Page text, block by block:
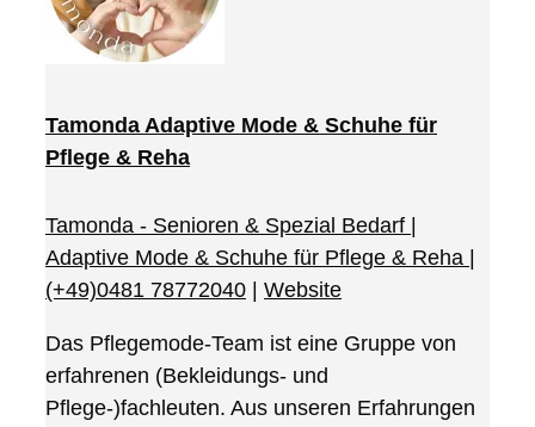
Tamonda Adaptive Mode & Schuhe für
Pflege & Reha
Tamonda - Senioren & Spezial Bedarf |
Adaptive Mode & Schuhe für Pflege & Reha
(+49)0481 78772040
Website
Das Pflegemode-Team ist eine Gruppe von
erfahrenen (Bekleidungs- und
Pflege-)fachleuten. Aus unseren Erfahrungen